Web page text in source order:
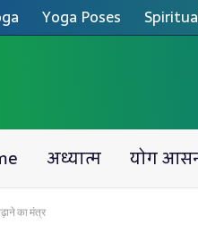
Yoga Poses
अध्यात्म योग
का मंत्र